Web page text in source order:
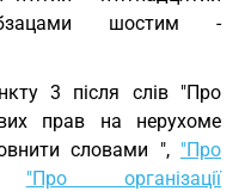
шостим -
3 після слів "Про
прав на нерухоме
словами ", "Про
"Про організації